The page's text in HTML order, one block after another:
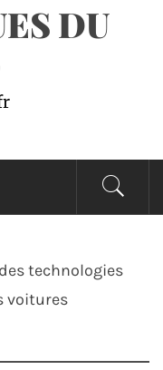
DU
technologies
voitures